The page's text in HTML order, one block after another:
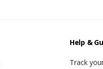
Help &
Track